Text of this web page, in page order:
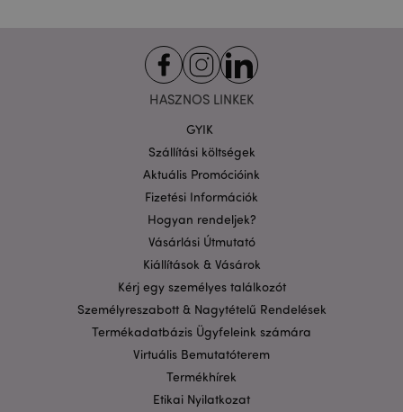
HASZNOS LINKEK
GYIK
Szállítási költségek
Aktuális Promócióink
Fizetési Információk
Hogyan rendeljek?
Vásárlási Útmutató
Kiállítások & Vásárok
Kérj egy személyes találkozót
Személyreszabott & Nagytételű Rendelések
Termékadatbázis Ügyfeleink számára
Virtuális Bemutatóterem
Termékhírek
Etikai Nyilatkozat
CookieScriptConsent